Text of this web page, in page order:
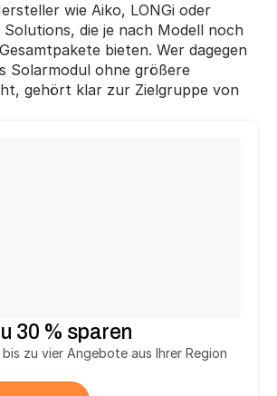
wie Aiko, LONGi oder
Solutions, die je nach Modell noch
bieten. Wer dagegen
Solarmodul ohne größere
gehört klar zur Zielgruppe von
30 % sparen
zu vier Angebote aus Ihrer Region